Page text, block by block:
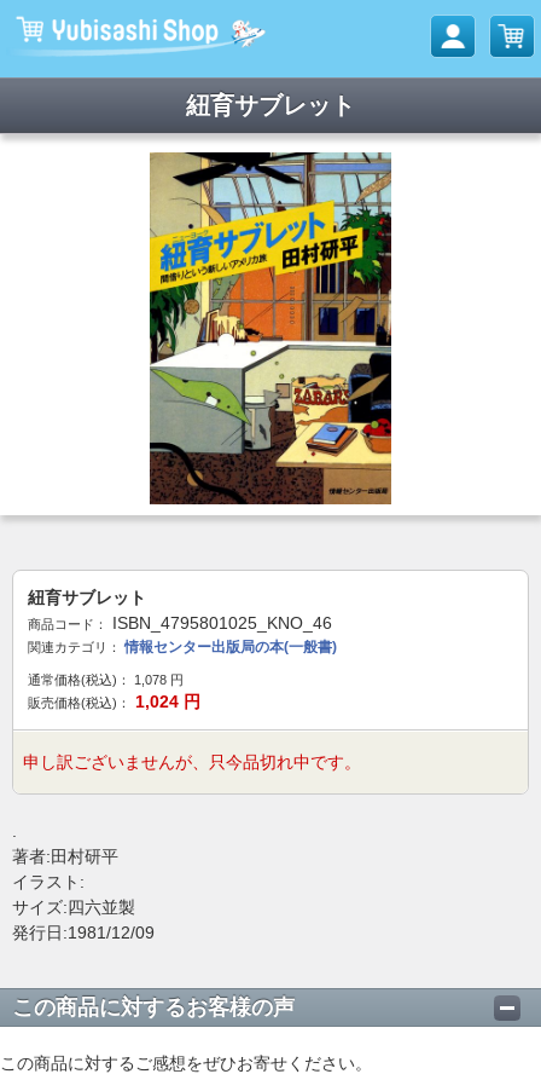
紐育サブレット
紐育サブレット
商品コード： ISBN_4795801025_KNO_46
関連カテゴリ： 情報センター出版局の本(一般書)
通常価格(税込)： 1,078 円
販売価格(税込)：
1,024 円
申し訳ございませんが、只今品切れ中です。
著者:田村研平
イラスト:
サイズ:四六並製
発行日:1981/12/09
この商品に対するお客様の声
この商品に対するご感想をぜひお寄せください。